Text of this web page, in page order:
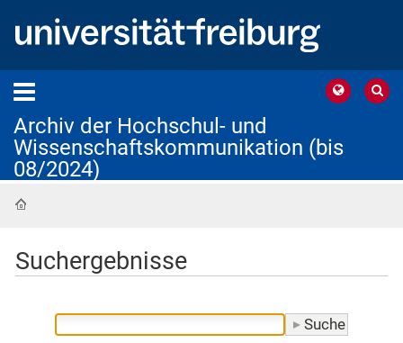
Archiv der Hochschul- und
Wissenschaftskommunikation (bis
08/2024)
Suchergebnisse